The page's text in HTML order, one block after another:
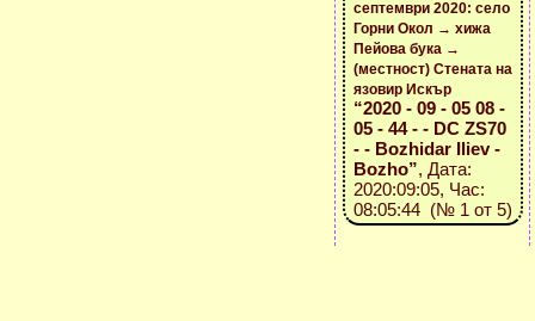
септември 2020: село
Горни Окол → хижа
Пейова бука →
(местност) Стената на
язовир Искър
“2020 - 09 - 05 08 -
05 - 44 - - DC ZS70
- - Bozhidar Iliev -
Bozho”, Дата:
2020:09:05, Час:
08:05:44 (№ 1 от 5)